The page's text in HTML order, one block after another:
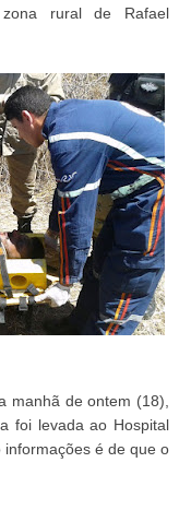
zona rural de Rafael
manhã de ontem (18),
foi levada ao Hospital
é de que o